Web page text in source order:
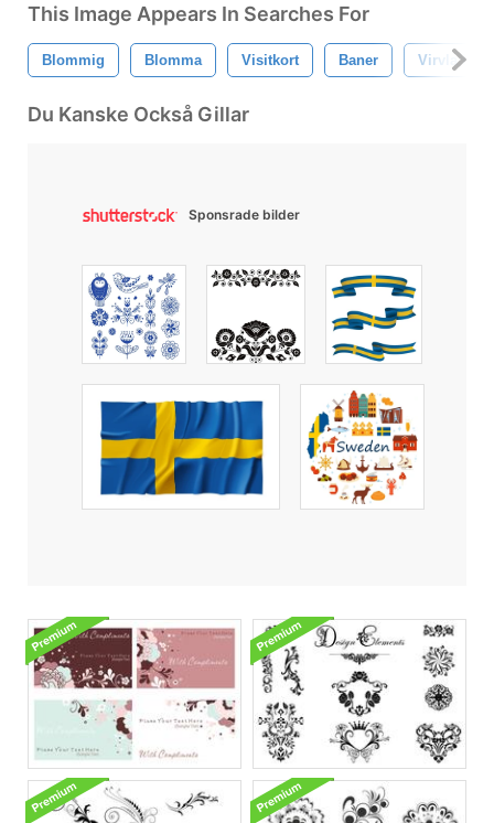
This Image Appears In Searches For
Blommig Blomma Visitkort Baner Virvla Runt
Du Kanske Också Gillar
Sponsrade bilder